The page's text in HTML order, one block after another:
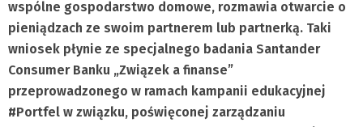
wspólne gospodarstwo domowe, rozmawia otwarcie o
pieniądzach ze swoim partnerem lub partnerką. Taki
wniosek płynie ze specjalnego badania Santander
Consumer Banku „Związek a finanse”
przeprowadzonego w ramach kampanii edukacyjnej
#Portfel w związku, poświęconej zarządzaniu